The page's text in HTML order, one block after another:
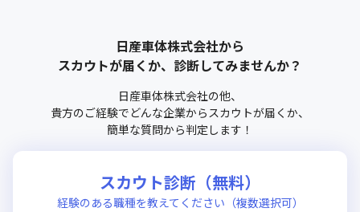
日産車体株式会社から
スカウトが届くか、診断してみませんか？
日産車体株式会社の他、
貴方のご経験でどんな企業からスカウトが届くか、
簡単な質問から判定します！
スカウト診断（無料）
経験のある職種を教えてください（複数選択可）